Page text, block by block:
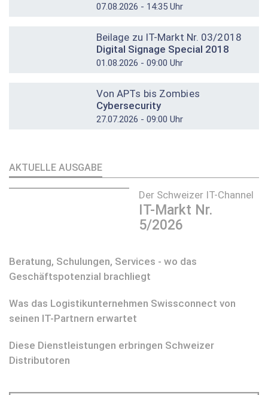
07.08.2026 - 14:35 Uhr
Beilage zu IT-Markt Nr. 03/2018
Digital Signage Special 2018
01.08.2026 - 09:00 Uhr
Von APTs bis Zombies
Cybersecurity
27.07.2026 - 09:00 Uhr
AKTUELLE AUSGABE
Der Schweizer IT-Channel
IT-Markt Nr.
5/2026
Beratung, Schulungen, Services - wo das
Geschäftspotenzial brachliegt
Was das Logistikunternehmen Swissconnect von
seinen IT-Partnern erwartet
Diese Dienstleistungen erbringen Schweizer
Distributoren